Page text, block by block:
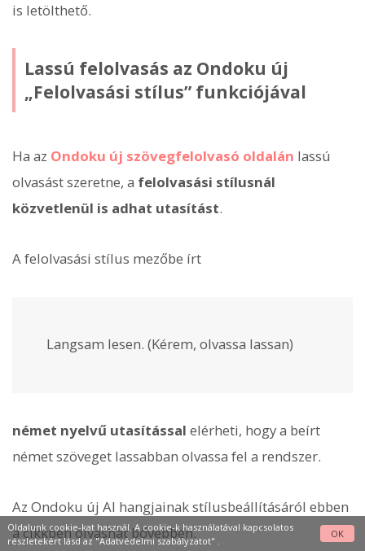
is letölthető.
Lassú felolvasás az Ondoku új
„Felolvasási stílus” funkciójával
Ha az Ondoku új szövegfelolvasó oldalán lassú
olvasást szeretne, a felolvasási stílusnál
közvetlenül is adhat utasítást.
A felolvasási stílus mezőbe írt
Langsam lesen. (Kérem, olvassa lassan)
német nyelvű utasítással elérheti, hogy a beírt
német szöveget lassabban olvassa fel a rendszer.
Az Ondoku új AI hangjainak stílusbeállításáról ebben
a cikkben olvashat bővebben.
Oldalunk cookie-kat használ. A cookie-k használatával kapcsolatos
részletekért lásd az"Adatvédelmi szabályzatot"
OK